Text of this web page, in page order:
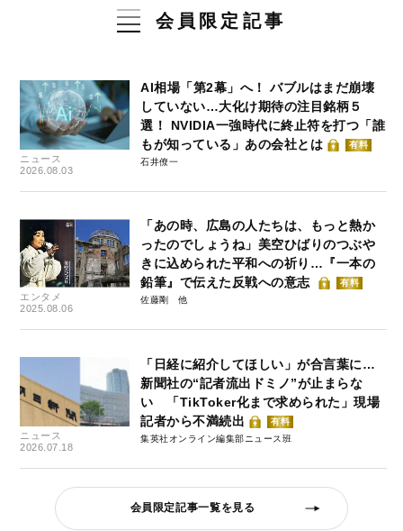
会員限定記事
ニュース
2026.08.03
AI相場「第2幕」へ！ バブルはまだ崩壊
していない…大化け期待の注目銘柄５
選！ NVIDIA一強時代に終止符を打つ「誰
もが知っている」あの会社とは
有料
石井僚一
エンタメ
2025.08.06
「あの時、広島の人たちは、もっと熱か
ったのでしょうね」美空ひばりのつぶや
きに込められた平和への祈り…『一本の
鉛筆』で伝えた反戦への意志
有料
佐藤剛
ニュース
2026.07.18
「日経に紹介してほしい」が合言葉に…
新聞社の“記者流出ドミノ”が止まらな
い 「TikToker化まで求められた」現場
記者から不満続出
有料
集英社オンライン編集部ニュース班
会員限定記事一覧を見る